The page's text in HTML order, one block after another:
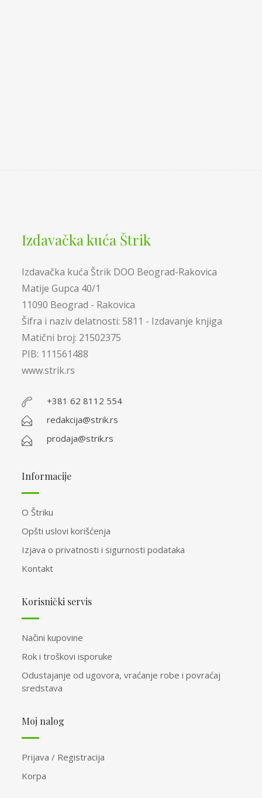
Izdavačka kuća Štrik
Izdavačka kuća Štrik DOO Beograd-Rakovica
Matije Gupca 40/1
11090 Beograd - Rakovica
Šifra i naziv delatnosti: 5811 - Izdavanje knjiga
Matični broj: 21502375
PIB: 111561488
www.strik.rs
+381 62 8112 554
redakcija@strik.rs
prodaja@strik.rs
Informacije
O Štriku
Opšti uslovi korišćenja
Izjava o privatnosti i sigurnosti podataka
Kontakt
Korisnički servis
Načini kupovine
Rok i troškovi isporuke
Odustajanje od ugovora, vraćanje robe i povraćaj
sredstava
Moj nalog
Prijava / Registracija
Korpa